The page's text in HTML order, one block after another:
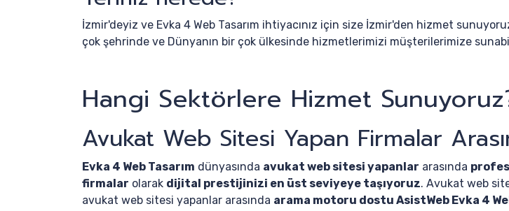
İzmir'deyiz ve Evka 4 Web Tasarım ihtiyacınız için size İzmir'den hizmet
çok şehrinde ve Dünyanın bir çok ülkesinde hizmetlerimizi müşterilerimize
Hangi Sektörlere Hizmet
Avukat Web Sitesi Yapan Firmalar
Evka 4 Web Tasarım dünyasında avukat web sitesi yapanlar arasında
firmalar olarak dijital prestijinizi en üst seviyeye taşıyoruz. Avukat web
avukat web sitesi yapanlar arasında arama motoru dostu AsistWeb Evka 4